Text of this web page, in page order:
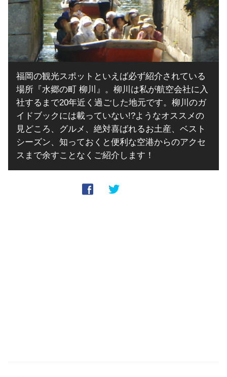
福岡の観光スポットといえば必ず紹介されている
場所『水郷の町 柳川』。柳川は私が航空会社に入
社するまで20年近く過ごした地元です。柳川のガ
イドブックには載っていない!?ようなオススメの
見どころ、グルメ、絶対喜ばれるお土産、ベスト
シーズン、知っておくと便利な空港からのアクセ
スまで余すことなくご紹介します！